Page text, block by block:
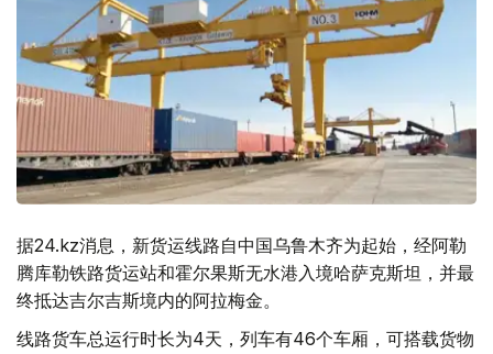
据24.kz消息，新货运线路自中国乌鲁木齐为起始，经阿勒
腾库勒铁路货运站和霍尔果斯无水港入境哈萨克斯坦，并最
终抵达吉尔吉斯境内的阿拉梅金。
线路货车总运行时长为4天，列车有46个车厢，可搭载货物